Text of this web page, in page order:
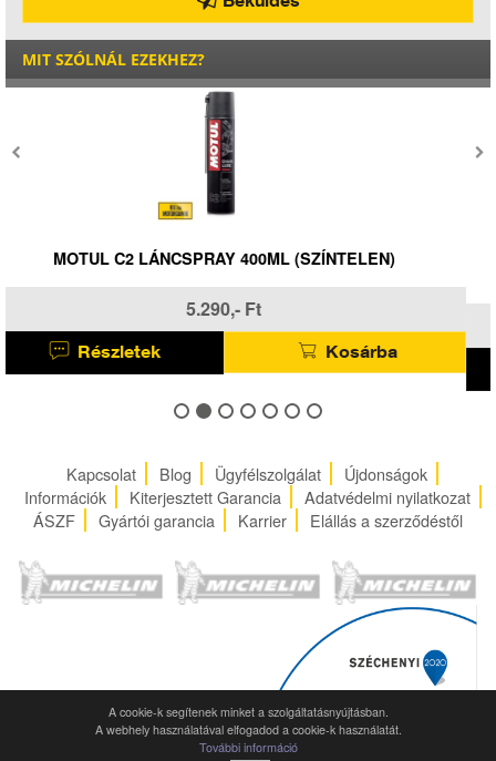
Beküldés
MIT SZÓLNÁL EZEKHEZ?
MOTUL SISAK BELSÖ TISZTÍTÓ/FERTÖTLENÍTÖ
3.190,- Ft
Részletek Kosárba
Kapcsolat Blog Ügyfélszolgálat
Újdonságok
Információk
Kiterjesztett Garancia
Adatvédelmi nyilatkozat
ÁSZF
Gyártói garancia Karrier Elállás a szerződéstől
A cookie-k segítenek minket a szolgáltatásnyújtásban.
A webhely használatával elfogadod a cookie-k használatát.
További információ